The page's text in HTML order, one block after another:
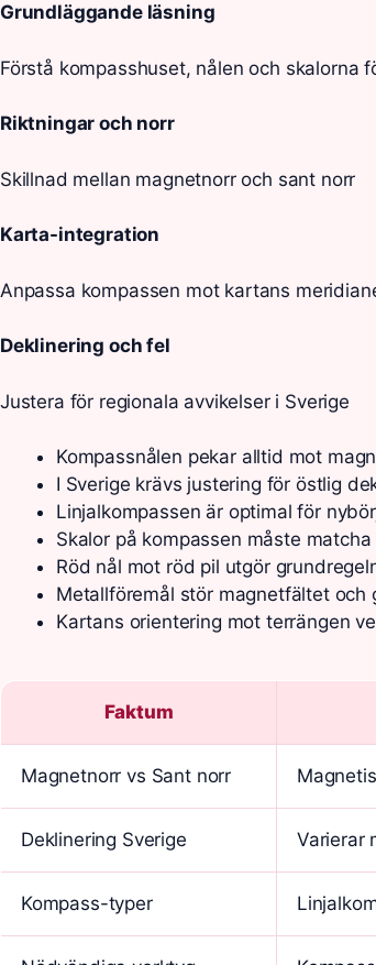
Grundläggande läsning
Förstå kompasshuset, nålen och skalorna
Riktningar och norr
Skillnad mellan magnetnorr och sant norr
Karta-integration
Anpassa kompassen mot kartans
Deklinering och fel
Justera för regionala avvikelser i Sverige
Kompassnålen pekar alltid mot
I Sverige krävs justering för östlig
Linjalkompassen är optimal för
Skalor på kompassen måste
Röd nål mot röd pil utgör
Metallföremål stör magnetfältet och
Kartans orientering mot terrängen
Faktum
Magnetnorr vs Sant norr
Deklinering Sverige Varierar
Kompass-typer